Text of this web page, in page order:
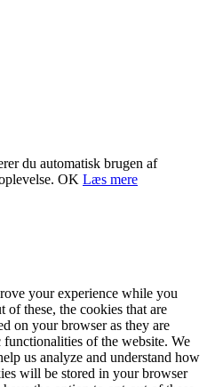
du automatisk brugen af
OK Læs mere
your experience while you
of these, the cookies that are
on your browser as they are
of the website. We
us analyze and understand how
will be stored in your browser